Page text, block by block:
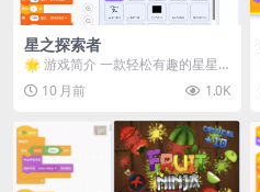
星之探索者
🌟 游戏简介 一款轻松有趣的星星
收集与跳跃闯关游戏。在限时挑战
中穿越平台、收集星...
10 月前 1.0K